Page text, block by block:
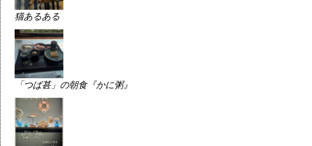
猫あるある
「つば甚」の朝食『かに粥』